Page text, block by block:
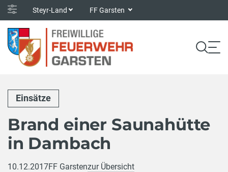
Steyr-Land FF Garsten
Einsätze
Brand einer Saunahütte
in Dambach
10.12.2017FF Garstenzur Übersicht